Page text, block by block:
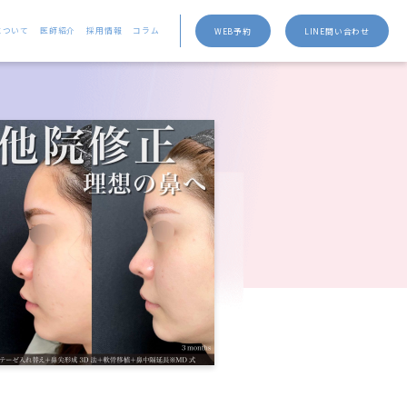
いて 医師紹介 採用情報 コラム WEB予約 LINE問い合わせ